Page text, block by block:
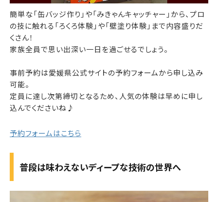
簡単な「缶バッジ作り」や「みきゃんキャッチャー」から、プロ
の技に触れる「ろくろ体験」や「壁塗り体験」まで内容盛りだ
くさん！
家族全員で思い出深い一日を過ごせるでしょう。
事前予約は愛媛県公式サイトの予約フォームから申し込み
可能。
定員に達し次第締切となるため、人気の体験は早めに申し
込んでくださいね♪
予約フォームはこちら
普段は味わえないディープな技術の世界へ